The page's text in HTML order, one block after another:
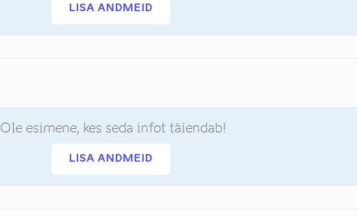
LISA ANDMEID
Ole esimene, kes seda infot täiendab!
LISA ANDMEID